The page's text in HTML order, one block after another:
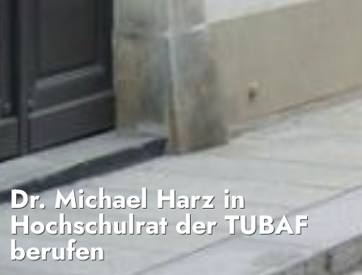
Dr. Michael Harz in
Hochschulrat der TUBAF
berufen